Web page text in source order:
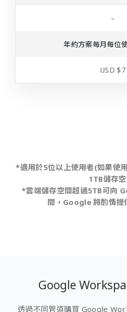
–
年約方案每月每位
USD $7
*適用於5位以上使用者(如果使
1TB儲存
*雲端儲存空間超過5TB可向
間，Google 將酌情提
Google
透過不同管道購買 Google